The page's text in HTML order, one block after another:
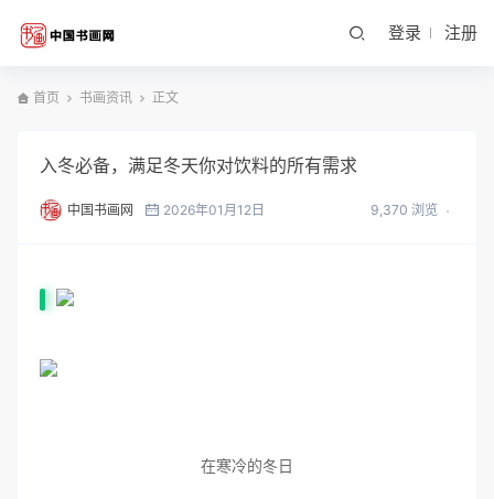
登录 注册
首页 书画资讯 正文
入冬必备，满足冬天你对饮料的所有需求
中国书画网 2026年01月12日 9,370 浏览
在寒冷的冬日